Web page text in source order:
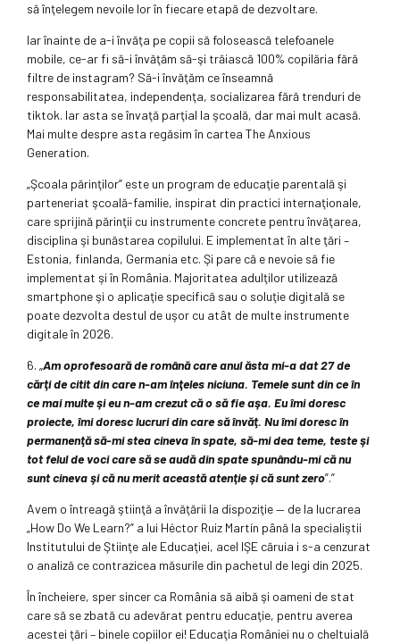
să înţelegem nevoile lor în fiecare etapă de dezvoltare.
Iar înainte de a-i învăţa pe copii să folosească telefoanele
mobile, ce-ar fi să-i învăţăm să-şi trăiască 100% copilăria fără
filtre de instagram? Să-i învăţăm ce înseamnă
responsabilitatea, independenţa, socializarea fără trenduri de
tiktok. Iar asta se învaţă parţial la şcoală, dar mai mult acasă.
Mai multe despre asta regăsim în cartea The Anxious
Generation.
„Şcoala părinţilor” este un program de educaţie parentală şi
parteneriat şcoală-familie, inspirat din practici internaţionale,
care sprijină părinţii cu instrumente concrete pentru învăţarea,
disciplina şi bunăstarea copilului. E implementat în alte ţări –
Estonia, finlanda, Germania etc. Şi pare că e nevoie să fie
implementat şi în România. Majoritatea adulţilor utilizează
smartphone şi o aplicaţie specifică sau o soluţie digitală se
poate dezvolta destul de uşor cu atât de multe instrumente
digitale în 2026.
6. „Am oprofesoară de română care anul ăsta mi-a dat 27 de
cărţi de citit din care n-am înţeles niciuna. Temele sunt din ce în
ce mai multe şi eu n-am crezut că o să fie aşa. Eu îmi doresc
proiecte, îmi doresc lucruri din care să învăţ. Nu îmi doresc în
permanenţă să-mi stea cineva în spate, să-mi dea teme, teste şi
tot felul de voci care să se audă din spate spunându-mi că nu
sunt cineva şi că nu merit această atenţie şi că sunt zero”.”
Avem o întreagă ştiinţă a învăţării la dispoziţie — de la lucrarea
„How Do We Learn?” a lui Héctor Ruiz Martín până la specialiştii
Institutului de Ştiinţe ale Educaţiei, acel IŞE căruia i s-a cenzurat
o analiză ce contrazicea măsurile din pachetul de legi din 2025.
În încheiere, sper sincer ca România să aibă şi oameni de stat
care să se zbată cu adevărat pentru educaţie, pentru averea
acestei ţări – binele copiilor ei! Educaţia României nu o cheltuială